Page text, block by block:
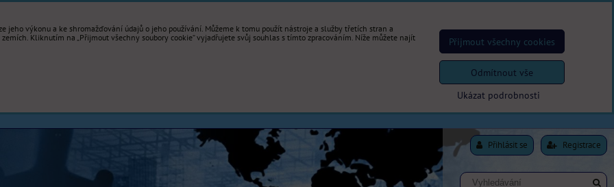
Přihlásit se Registrace
jeho výkonu a ke shromažďování údajů o jeho používání. Můžeme k tomu použít nástroje a služby třetích stran a
Kliknutím na „Přijmout všechny soubory cookie“ vyjadřujete svůj souhlas s tímto zpracováním. Níže můžete najít
Ukázat podrobnosti
Přijmout všechny cookies
Odmítnout vše